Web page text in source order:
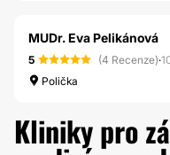
MUDr. Eva Pelikánová
5 (4 Recenze)·
Polička
Kliniky pro